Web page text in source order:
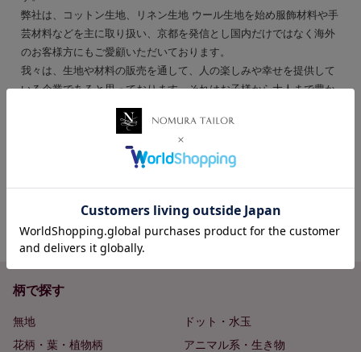
弊社は、コットン生地、リネン生地 ウール生地を始め服飾材料や手
芸材料などを主に取り扱い、京都を発信とし国内だけではなく海外
のお客様方にもご愛顧いただいております。
我々は、生地や材料の販売を通して、人の楽しみや幸せを提供して
いる企業であると思っております。それはお子様から大人まで豊か
な心、人間性をはぐくむお手伝いをしたいと思っているからです。
生地や材料は、形になる前のとても夢のあるものだと思います。数
多くの商品と、豊かな商品知識と元気なスタッフが、皆様をお迎え
代表取締役社長 野村拓麻
柄で探す
無地
ドット・水玉
花柄・葉・植物柄
アニマル系・生き物